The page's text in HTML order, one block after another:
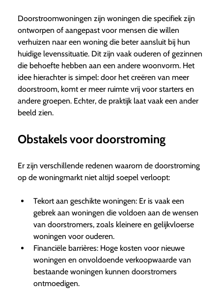
Doorstroomwoningen zijn woningen die specifiek zijn
ontworpen of aangepast voor mensen die willen
verhuizen naar een woning die beter aansluit bij hun
huidige levenssituatie. Dit zijn vaak ouderen of gezinnen
die behoefte hebben aan een andere woonvorm. Het
idee hierachter is simpel: door het creëren van meer
doorstroom, komt er meer ruimte vrij voor starters en
andere groepen. Echter, de praktijk laat vaak een ander
beeld zien.
Obstakels voor doorstroming
Er zijn verschillende redenen waarom de doorstroming
op de woningmarkt niet altijd soepel verloopt:
Tekort aan geschikte woningen: Er is vaak een
gebrek aan woningen die voldoen aan de wensen
van doorstromers, zoals kleinere en gelijkvloerse
woningen voor ouderen.
Financiële barrières: Hoge kosten voor nieuwe
woningen en onvoldoende verkoopwaarde van
bestaande woningen kunnen doorstromers
ontmoedigen.